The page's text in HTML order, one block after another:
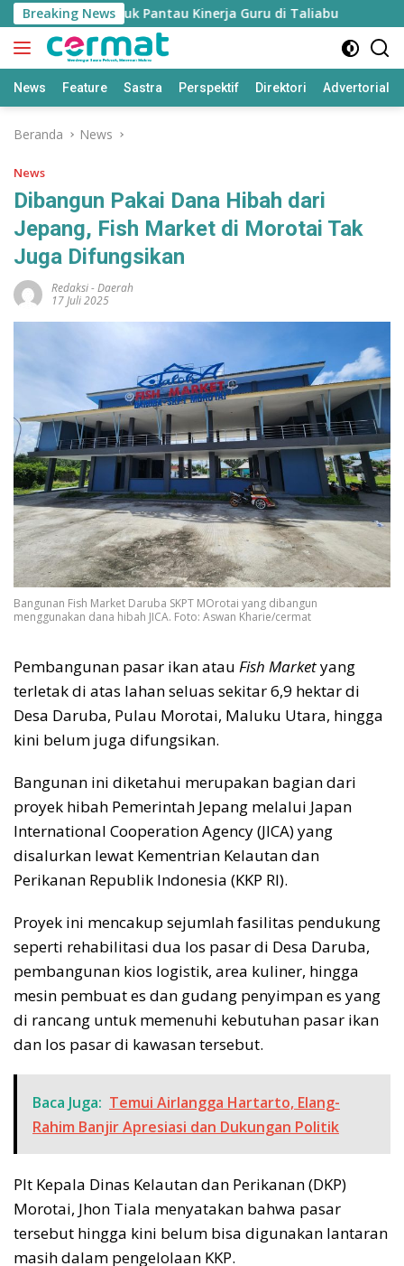
Langsung
ke
konten
Breaking News
Disiapkan untuk Pantau Kinerja Guru di Taliabu
News Feature Sastra Perspektif Direktori Advertorial
Beranda News
News
Dibangun Pakai Dana Hibah dari
Jepang, Fish Market di Morotai Tak
Juga Difungsikan
Redaksi-Daerah
17 Juli 2025
Bangunan Fish Market Daruba SKPT MOrotai yang dibangun
menggunakan dana hibah JICA. Foto: Aswan Kharie/cermat
Pembangunan pasar ikan atau Fish Marketyang
terletak di atas lahan seluas sekitar 6,9 hektar di
Desa Daruba, Pulau Morotai, Maluku Utara, hingga
kini belum juga difungsikan.
Bangunan ini diketahui merupakan bagian dari
proyek hibah Pemerintah Jepang melalui Japan
International Cooperation Agency (JICA) yang
disalurkan lewat Kementrian Kelautan dan
Perikanan Republik Indonesia (KKP RI).
Proyek ini mencakup sejumlah fasilitas pendukung
seperti rehabilitasi dua Ios pasar di Desa Daruba,
pembangunan kios logistik, area kuliner, hingga
mesin pembuat es dan gudang penyimpan es yang
di rancang untuk memenuhi kebutuhan pasar ikan
dan Ios pasar di kawasan tersebut.
Baca Juga: Temui Airlangga Hartarto, Elang-
Rahim Banjir Apresiasi dan Dukungan Politik
Plt Kepala Dinas Kelautan dan Perikanan (DKP)
Morotai, Jhon Tiala menyatakan bahwa pasar
tersebut hingga kini belum bisa digunakan lantaran
masih dalam pengelolaan KKP.